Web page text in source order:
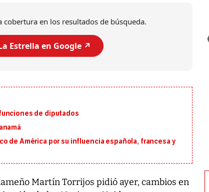
cobertura en los resultados de búsqueda.
Estrella en Google ↗️
de diputados
de América por su influencia española, francesa y
Martín Torrijos pidió ayer, cambios en
Entre recuerdos y escuetas
da Silva, oficializó este domingo su